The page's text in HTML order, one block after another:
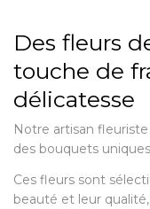
Des fleurs
touche de
délicatesse
Notre artisan
des bouquets
Ces fleurs sont
beauté et leur